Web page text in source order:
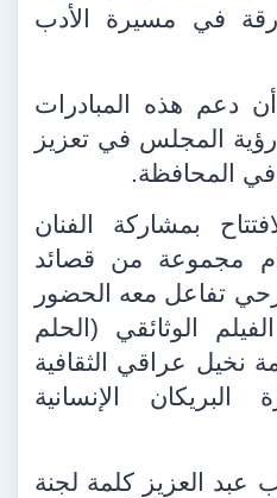
في مسيرة الأدب
دعم هذه المبادرات
رؤية المجلس في تعزيز
في المحافظة.
بمشاركة الفنان
مجموعة من قصائد
تفاعل معه الحضور
الوثائقي (الحلم
نخيل عراقي الثقافية
الإنسانية
عبد العزيز كلمة لجنة